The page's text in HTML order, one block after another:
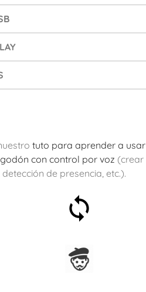
tuto para aprender a
con control por voz (crear
de presencia, etc.).